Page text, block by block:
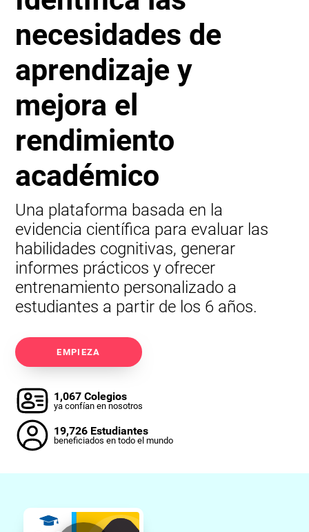
necesidades de
aprendizaje y
mejora el
rendimiento
académico
Una plataforma basada en la
evidencia científica para evaluar las
habilidades cognitivas, generar
informes prácticos y ofrecer
entrenamiento personalizado a
estudiantes a partir de los 6 años.
EMPIEZA
1,067 Colegios
ya confían en nosotros
19,726 Estudiantes
beneficiados en todo el mundo